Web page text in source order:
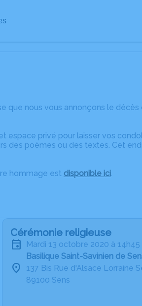
que nous vous annonçons le
espace privé pour laisser vos
des poèmes ou des textes. Cet
hommage est disponible ici.
Cérémonie religieuse
mardi 13 octobre 2020 à 14h45
Basilique Saint-Savinien de
137 Bis Rue d'Alsace Lorraine
89100 Sens